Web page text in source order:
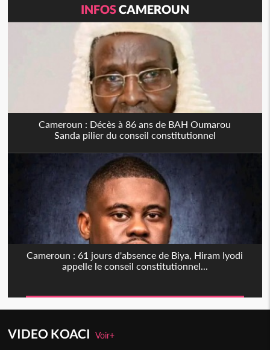
INFOSCAMEROUN
Cameroun : Décès à 86 ans de BAH Oumarou
Sanda pilier du conseil constitutionnel
Cameroun : 61 jours d'absence de Biya, Hiram Iyodi
appelle le conseil constitutionnel...
VIDEO KOACIVoir+